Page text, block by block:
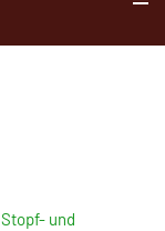
Stopf- und